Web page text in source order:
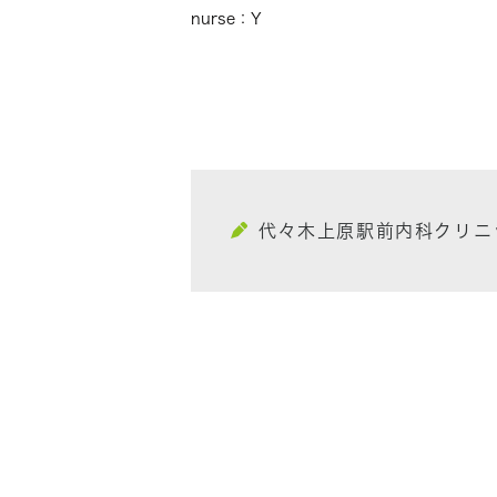
nurse：Y
代々木上原駅前内科クリニ